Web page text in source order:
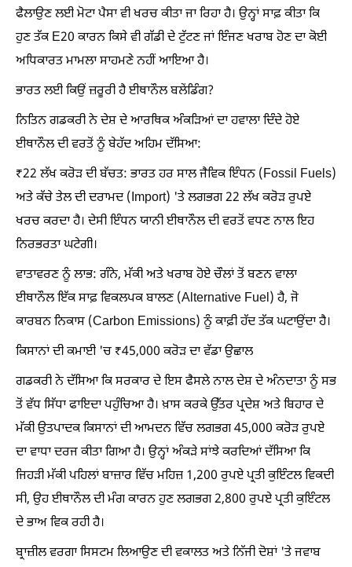
ਫੈਲਾਉਣ ਲਈ ਮੋਟਾ ਪੈਸਾ ਵੀ ਖਰਚ ਕੀਤਾ ਜਾ ਰਿਹਾ ਹੈ। ਉਨ੍ਹਾਂ ਸਾਫ਼ ਕੀਤਾ ਕਿ
ਹੁਣ ਤੱਕ E20 ਕਾਰਨ ਕਿਸੇ ਵੀ ਗੱਡੀ ਦੇ ਟੁੱਟਣ ਜਾਂ ਇੰਜਣ ਖਰਾਬ ਹੋਣ ਦਾ ਕੋਈ
ਅਧਿਕਾਰਤ ਮਾਮਲਾ ਸਾਹਮਣੇ ਨਹੀਂ ਆਇਆ ਹੈ।
ਭਾਰਤ ਲਈ ਕਿਉਂ ਜ਼ਰੂਰੀ ਹੈ ਈਥਾਨੌਲ ਬਲੇਂਡਿੰਗ?
ਨਿਤਿਨ ਗਡਕਰੀ ਨੇ ਦੇਸ਼ ਦੇ ਆਰਥਿਕ ਅੰਕੜਿਆਂ ਦਾ ਹਵਾਲਾ ਦਿੰਦੇ ਹੋਏ
ਈਥਾਨੌਲ ਦੀ ਵਰਤੋਂ ਨੂੰ ਬੇਹੱਦ ਅਹਿਮ ਦੱਸਿਆ:
₹22 ਲੱਖ ਕਰੋੜ ਦੀ ਬੱਚਤ: ਭਾਰਤ ਹਰ ਸਾਲ ਜੈਵਿਕ ਇੰਧਨ (Fossil Fuels)
ਅਤੇ ਕੱਚੇ ਤੇਲ ਦੀ ਦਰਾਮਦ (Import) 'ਤੇ ਲਗਭਗ 22 ਲੱਖ ਕਰੋੜ ਰੁਪਏ
ਖਰਚ ਕਰਦਾ ਹੈ। ਦੇਸੀ ਇੰਧਨ ਯਾਨੀ ਈਥਾਨੌਲ ਦੀ ਵਰਤੋਂ ਵਧਣ ਨਾਲ ਇਹ
ਨਿਰਭਰਤਾ ਘਟੇਗੀ।
ਵਾਤਾਵਰਣ ਨੂੰ ਲਾਭ: ਗੰਨੇ, ਮੱਕੀ ਅਤੇ ਖਰਾਬ ਹੋਏ ਚੌਲਾਂ ਤੋਂ ਬਣਨ ਵਾਲਾ
ਈਥਾਨੌਲ ਇੱਕ ਸਾਫ਼ ਵਿਕਲਪਕ ਬਾਲਣ (Alternative Fuel) ਹੈ, ਜੋ
ਕਾਰਬਨ ਨਿਕਾਸ (Carbon Emissions) ਨੂੰ ਕਾਫ਼ੀ ਹੱਦ ਤੱਕ ਘਟਾਉਂਦਾ ਹੈ।
ਕਿਸਾਨਾਂ ਦੀ ਕਮਾਈ 'ਚ ₹45,000 ਕਰੋੜ ਦਾ ਵੱਡਾ ਉਛਾਲ
ਗਡਕਰੀ ਨੇ ਦੱਸਿਆ ਕਿ ਸਰਕਾਰ ਦੇ ਇਸ ਫੈਸਲੇ ਨਾਲ ਦੇਸ਼ ਦੇ ਅੰਨਦਾਤਾ ਨੂੰ ਸਭ
ਤੋਂ ਵੱਧ ਸਿੱਧਾ ਫਾਇਦਾ ਪਹੁੰਚਿਆ ਹੈ। ਖ਼ਾਸ ਕਰਕੇ ਉੱਤਰ ਪ੍ਰਦੇਸ਼ ਅਤੇ ਬਿਹਾਰ ਦੇ
ਮੱਕੀ ਉਤਪਾਦਕ ਕਿਸਾਨਾਂ ਦੀ ਆਮਦਨ ਵਿੱਚ ਲਗਭਗ 45,000 ਕਰੋੜ ਰੁਪਏ
ਦਾ ਵਾਧਾ ਦਰਜ ਕੀਤਾ ਗਿਆ ਹੈ। ਉਨ੍ਹਾਂ ਅੰਕੜੇ ਸਾਂਝੇ ਕਰਦਿਆਂ ਦੱਸਿਆ ਕਿ
ਜਿਹੜੀ ਮੱਕੀ ਪਹਿਲਾਂ ਬਾਜ਼ਾਰ ਵਿੱਚ ਮਹਿਜ਼ 1,200 ਰੁਪਏ ਪ੍ਰਤੀ ਕੁਇੰਟਲ ਵਿਕਦੀ
ਸੀ, ਉਹ ਈਥਾਨੌਲ ਦੀ ਮੰਗ ਕਾਰਨ ਹੁਣ ਲਗਭਗ 2,800 ਰੁਪਏ ਪ੍ਰਤੀ ਕੁਇੰਟਲ
ਦੇ ਭਾਅ ਵਿਕ ਰਹੀ ਹੈ।
ਬ੍ਰਾਜ਼ੀਲ ਵਰਗਾ ਸਿਸਟਮ ਲਿਆਉਣ ਦੀ ਵਕਾਲਤ ਅਤੇ ਨਿੱਜੀ ਦੋਸ਼ਾਂ 'ਤੇ ਜਵਾਬ